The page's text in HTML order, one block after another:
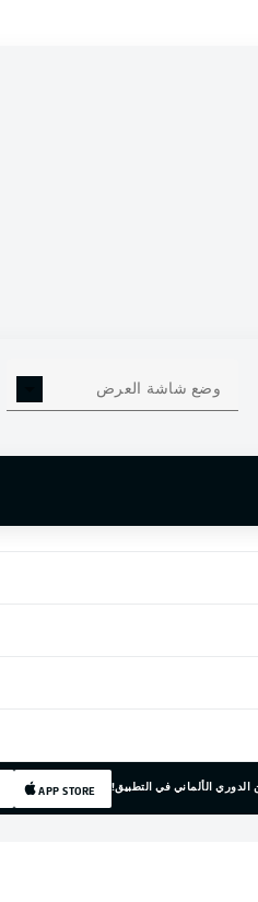
وضع شاشة العرض
الدوري الألماني في التطبيق! APP STORE